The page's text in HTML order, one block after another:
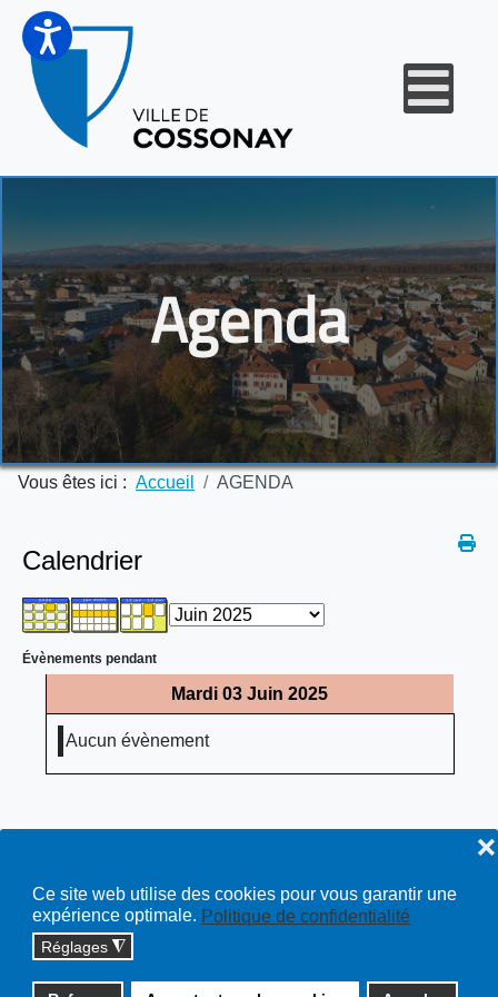
Ce site web utilise des cookies pour vous garantir une
expérience optimale. Politique de confidentialité
Réglages ◮
❌
Agenda
Vous êtes ici : Accueil AGENDA
Calendrier
Évènements pendant
Mardi 03 Juin 2025
Aucun évènement
Copyright © 2026 cossonay.ch - tous droits réservés | site :